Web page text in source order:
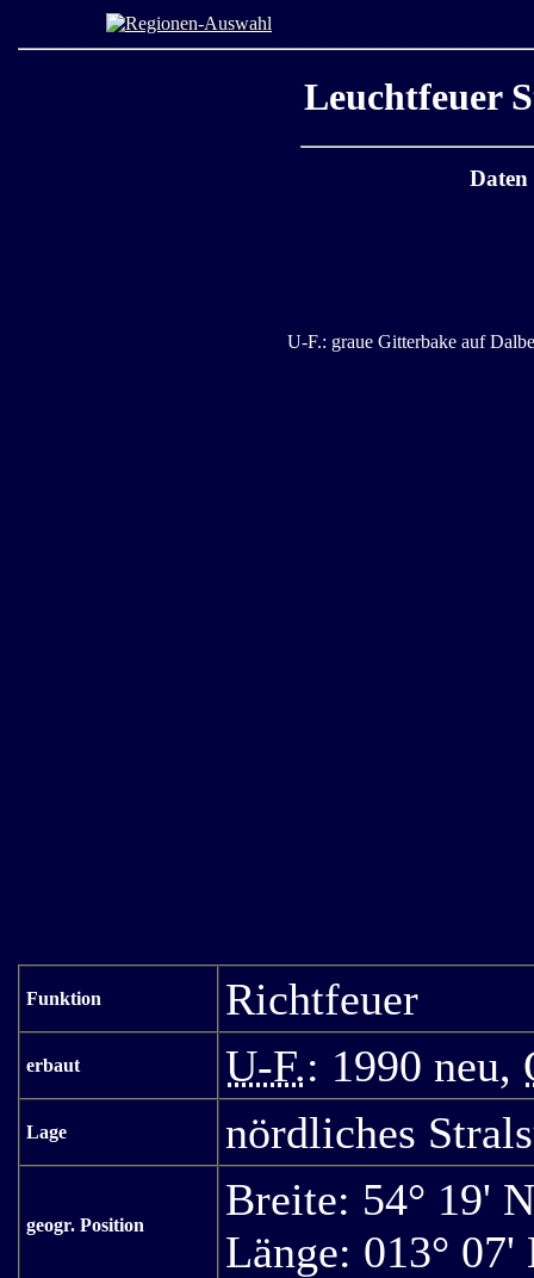
Leuchtfeuer
Daten
U-F.: graue Gitterbake auf
Funktion Richtfeuer
erbaut U-F.: 1990 neu,
Lage nördliches
geogr. Position
Breite: 54° 19' N
Länge: 013° 07'